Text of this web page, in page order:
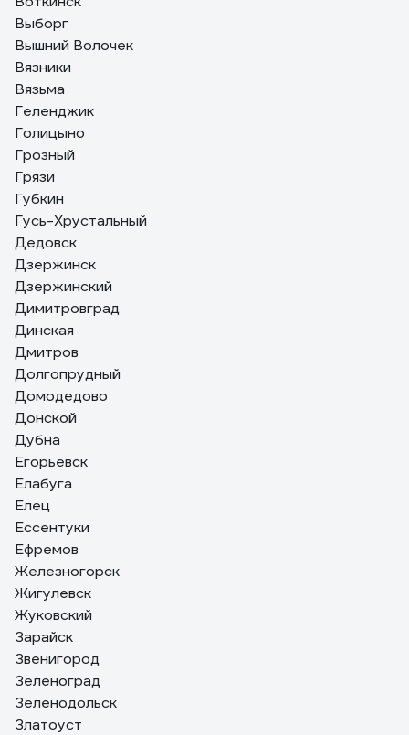
Выборг
Вышний Волочек
Вязники
Вязьма
Геленджик
Голицыно
Грозный
Грязи
Губкин
Гусь-Хрустальный
Дедовск
Дзержинск
Дзержинский
Димитровград
Динская
Дмитров
Долгопрудный
Домодедово
Донской
Дубна
Егорьевск
Елабуга
Елец
Ессентуки
Ефремов
Железногорск
Жигулевск
Жуковский
Зарайск
Звенигород
Зеленоград
Зеленодольск
Златоуст